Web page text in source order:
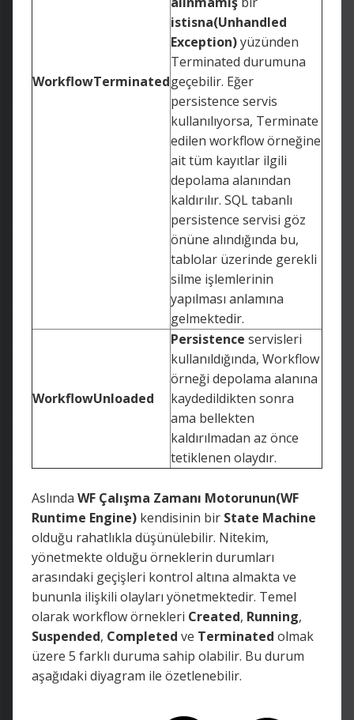
WorkflowTerminated
istisna(Unhandled
Exception)yüzünden
Terminated durumuna
geçebilir. Eğer
persistence servis
kullanılıyorsa, Terminate
edilen workflow örneğine
ait tüm kayıtlar ilgili
depolama alanından
kaldırılır. SQL tabanlı
persistence servisi göz
önüne alındığında bu,
tablolar üzerinde gerekli
silme işlemlerinin
yapılması anlamına
gelmektedir.
WorkflowUnloaded
Persistence servisleri
kullanıldığında, Workflow
örneği depolama alanına
kaydedildikten sonra
ama bellekten
kaldırılmadan az önce
tetiklenen olaydır.
Aslında WF Çalışma Zamanı Motorunun(WF
Runtime Engine) kendisinin bir State Machine
olduğu rahatlıkla düşünülebilir. Nitekim,
yönetmekte olduğu örneklerin durumları
arasındaki geçişleri kontrol altına almakta ve
bununla ilişkili olayları yönetmektedir. Temel
olarak workflow örnekleri Created, Running,
Suspended, Completed ve Terminated olmak
üzere 5 farklı duruma sahip olabilir. Bu durum
aşağıdaki diyagram ile özetlenebilir.